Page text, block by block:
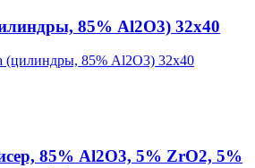
85% Al2O3) 32х40
85% Al2O3, 5% ZrO2, 5%